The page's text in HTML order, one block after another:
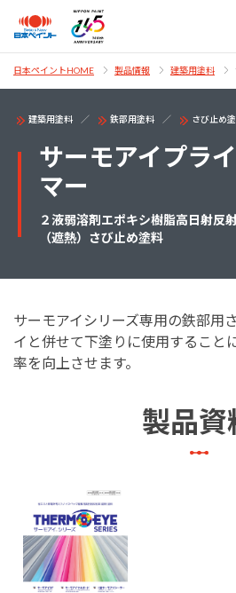
日本ペイントHOME 製品情報 建築用塗料
建築用塗料 鉄部用塗料 さび止め
サーモアイプライ
マー
２液弱溶剤エポキシ樹脂高日射反
（遮熱）さび止め塗料
サーモアイシリーズ専用の鉄部用
イと併せて下塗りに使用すること
率を向上させます。
製品資